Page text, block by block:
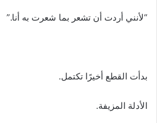
“لأنني أردت أن تشعر بما شعرت به أنا.”
بدأت القطع أخيرًا تكتمل.
الأدلة المزيفة.